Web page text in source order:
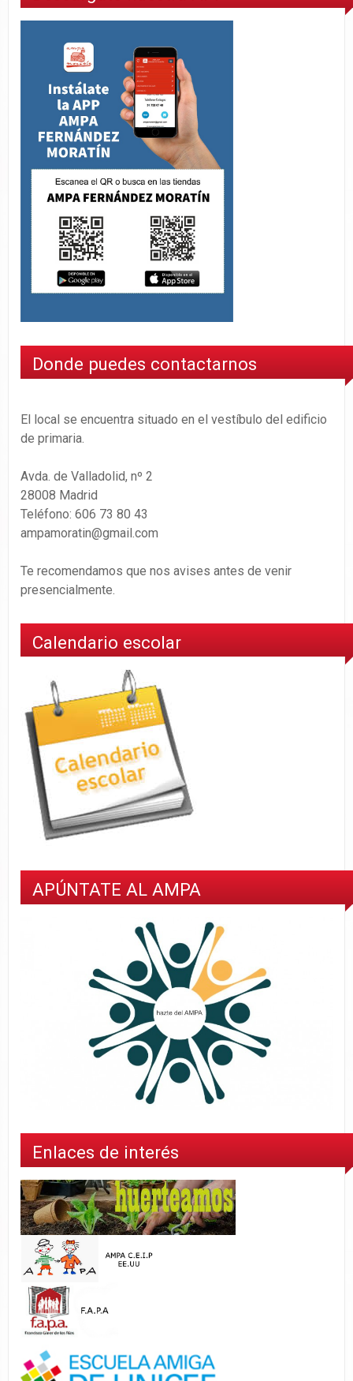
Donde puedes contactarnos
El local se encuentra situado en el vestíbulo del edificio
de primaria.
Avda. de Valladolid, nº 2
28008 Madrid
Teléfono: 606 73 80 43
ampamoratin@gmail.com
Te recomendamos que nos avises antes de venir
presencialmente.
Calendario escolar
APÚNTATE AL AMPA
Enlaces de interés